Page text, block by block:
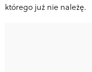
którego już nie należę.